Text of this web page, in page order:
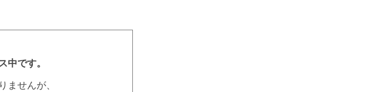
中です。
ませんが、